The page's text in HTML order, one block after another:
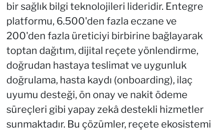
bir sağlık bilgi teknolojileri lideridir. Entegre
platformu, 6.500'den fazla eczane ve
200'den fazla üreticiyi birbirine bağlayarak
toptan dağıtım, dijital reçete yönlendirme,
doğrudan hastaya teslimat ve uygunluk
doğrulama, hasta kaydı (onboarding), ilaç
uyumu desteği, ön onay ve nakit ödeme
süreçleri gibi yapay zekâ destekli hizmetler
sunmaktadır. Bu çözümler, reçete ekosistemi